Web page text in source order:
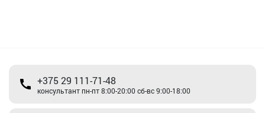
+375 29 111-71-48
консультант пн-пт 8:00-20:00 сб-вс 9:00-18:00